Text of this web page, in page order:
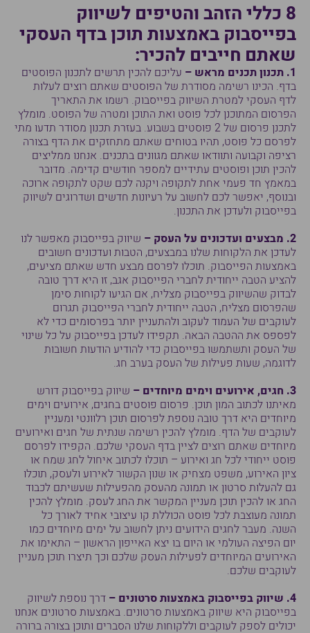
8 כללי הזהב והטיפים לשיווק
בפייסבוק באמצעות תוכן בדף העסקי
שאתם חייבים להכיר:
1. תכנון תכנים מראש –
עליכם להכין תרשים לתכנון הפוסטים
בדף. הכינו רשימה מסודרת של הפוסטים שאתם רוצים לעלות
לדף העסקי למטרת השיווק בפייסבוק. רשמו את התאריך
הפרסום המתוכנן לכל פוסט ואת התוכן ומטרה של הפוסט. מומלץ
לתכנן פרסום של 2 פוסטים בשבוע. בעזרת תכנון מסודר תדעו מתי
לפרסם כל פוסט, תהיו בטוחים שאתם מתחזקים את הדף בצורה
רציפה וקבועה ותוודאו שאתם מגוונים בתכנים. אנחנו ממליצים
להכין תוכן ופוסטים עתידיים למספר חודשים קדימה. מדובר
במאמץ חד פעמי אחת לתקופה ויקנה לכם שקט לתקופה ארוכה
ובנוסף, יאפשר לכם לחשוב על רעיונות חדשים ושדרוגים לשיווק
בפייסבוק ולעדכן את התכנון.
2. מבצעים ועדכונים על העסק –
שיווק בפייסבוק מאפשר לנו
לעדכן את הלקוחות שלנו במבצעים, הטבות ועדכונים חשובים
באמצעות הפייסבוק. תוכלו לפרסם מבצע חדש שאתם מציעים,
להציע הטבה ייחודית לחברי הפייסבוק אגב, זו היא דרך טובה
לבדוק שהשיווק בפייסבוק מצליח, אם הגיעו לקוחות סימן
שהפרסום מצליח, הטבה ייחודית לחברי הפייסבוק תגרום
לעוקבים של העמוד לעקוב ולהתעניין יותר בפרסומים כדי לא
לפספס את ההטבה הבאה. תקפידו לעדכן בפייסבוק על כל שינוי
של העסק ותשתמשו בפייסבוק כדי להודיע הודעות חשובות
לדוגמה, שעות פעילות של העסק בערב חג.
3. חגים, אירועים וימים מיוחדים –
שיווק בפייסבוק דורש
מאיתנו לכתוב המון תוכן. פרסום פוסטים בחגים, אירועים וימים
מיוחדים היא דרך טובה נוספת לפרסום תוכן רלוונטי ומעניין
לעוקבים של הדף. מומלץ להכין רשימה שנתית של חגים ואירועים
מיוחדים שאתם רוצים לציין בדף העסקי שלכם. הקפידו לפרסם
פוסט ייחודי לכל חג ואירוע – תוכלו לכתוב איחול לחג שמח או
ציון האירוע, משפט מצחיק או שנון הקשור לאירוע ולעסק, תוכלו
גם להעלות סרטון או תמונה מהעסק מהפעילות שעשיתם לכבוד
החג או להכין תוכן מעניין המקשר את החג לעסק. מומלץ להכין
תמונה מעוצבת לכל פוסט הכוללת קו עיצובי אחיד לאורך כל
השנה. מעבר לחגים הידועים ניתן לחשוב על ימים מיוחדים כמו
יום הפיצה העולמי או היום בו יצא האייפון הראשון – התאימו את
האירועים המיוחדים לפעילות העסק שלכם וכך תיצרו תוכן מעניין
לעוקבים שלכם.
4. שיווק בפייסבוק באמצעות סרטונים –
דרך נוספת לשיווק
בפייסבוק היא שיווק באמצעות סרטונים. באמצעות סרטונים אנחנו
יכולים לספק לעוקבים וללקוחות שלנו הסברים ותוכן בצורה ברורה